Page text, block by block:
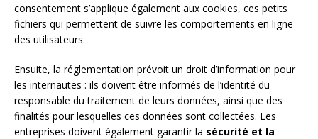
consentement s’applique également aux cookies, ces petits
fichiers qui permettent de suivre les comportements en ligne
des utilisateurs.
Ensuite, la réglementation prévoit un droit d’information pour
les internautes : ils doivent être informés de l’identité du
responsable du traitement de leurs données, ainsi que des
finalités pour lesquelles ces données sont collectées. Les
entreprises doivent également garantir la sécurité et la